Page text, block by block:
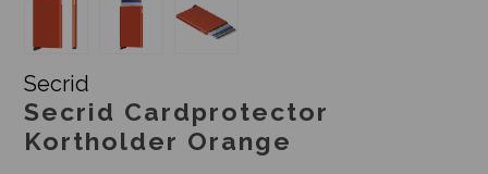
Secrid
Secrid Cardprotector
Kortholder Orange